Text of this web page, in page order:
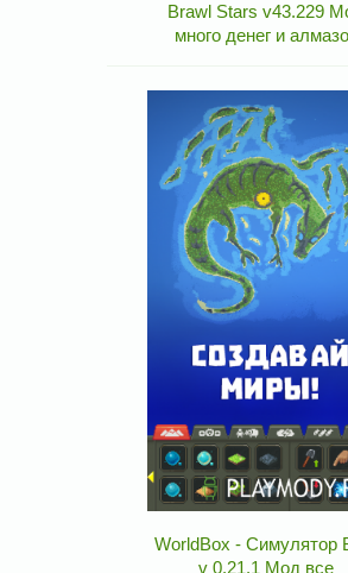
Brawl Stars v43.229
много денег и
WorldBox - Симулятор
v 0.21.1 Мод все